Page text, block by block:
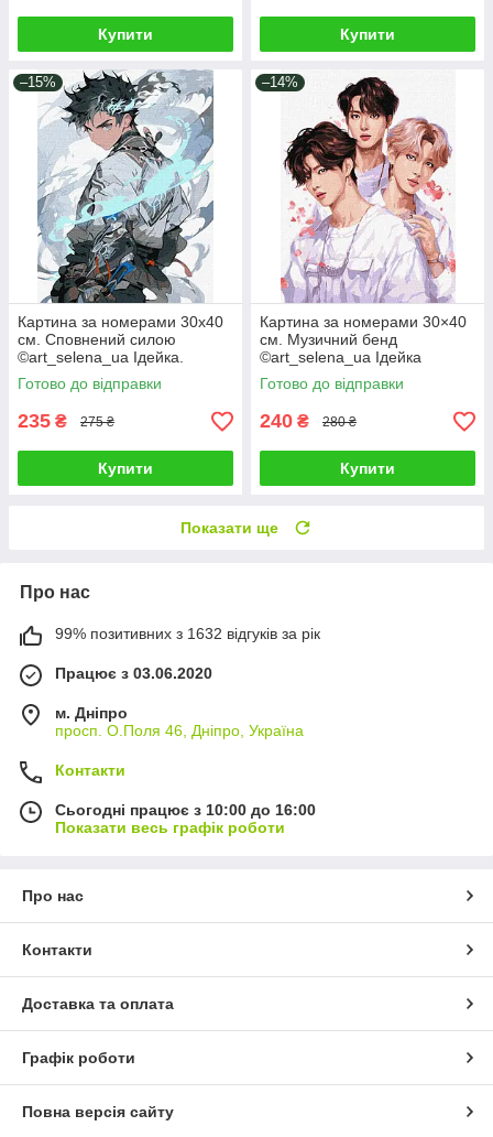
Купити Купити
–15%
Картина за номерами 30х40
см. Сповнений силою
©art_selena_ua Ідейка.
KHO8387
Готово до відправки
235 ₴ 275 ₴
Купити
–14%
Картина за номерами 30×40
см. Музичний бенд
©art_selena_ua Ідейка
КНО8394
Готово до відправки
240 ₴ 280 ₴
Купити
Показати ще
Про нас
99% позитивних з 1632 відгуків за рік
Працює з 03.06.2020
м. Дніпро
просп. О.Поля 46, Дніпро, Україна
Контакти
Сьогодні працює з 10:00 до 16:00
Показати весь графік роботи
Про нас
Контакти
Доставка та оплата
Графік роботи
Повна версія сайту